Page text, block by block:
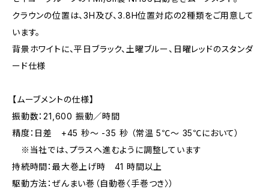
クラウンの位置は、3H及び、3.8H位置対応の2種類をご用意して
います。
背景ホワイトに、平日ブラック、土曜ブルー、日曜レッドのスタンダ
ード仕様
【ムーブメントの仕様】
振動数：21,600 振動／時間
精度：日差 +45 秒～ -35 秒 （常温 5℃～ 35℃において）
※当社では、プラスへ進むように調整しています
持続時間：最大巻上げ時 41 時間以上
駆動方法：ぜんまい巻（自動巻〈手巻つき〉）